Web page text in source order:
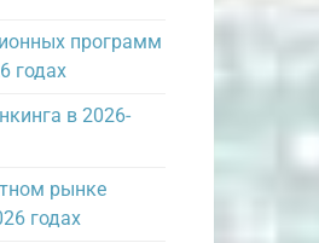
программ
годах
в 2026-
рынке
годах